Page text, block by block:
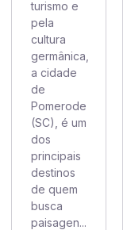
turismo e
pela
cultura
germânica,
a cidade
de
Pomerode
(SC), é um
dos
principais
destinos
de quem
busca
paisagen...